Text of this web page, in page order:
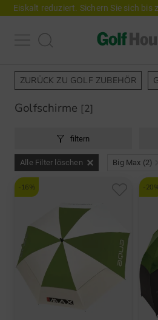
Eiskalt reduziert. Sichern Sie sich bis
ZURÜCK ZU GOLF ZUBEHÖR
Golfschirme [2]
filtern
Alle Filter löschen Big Max (2)
-16% -